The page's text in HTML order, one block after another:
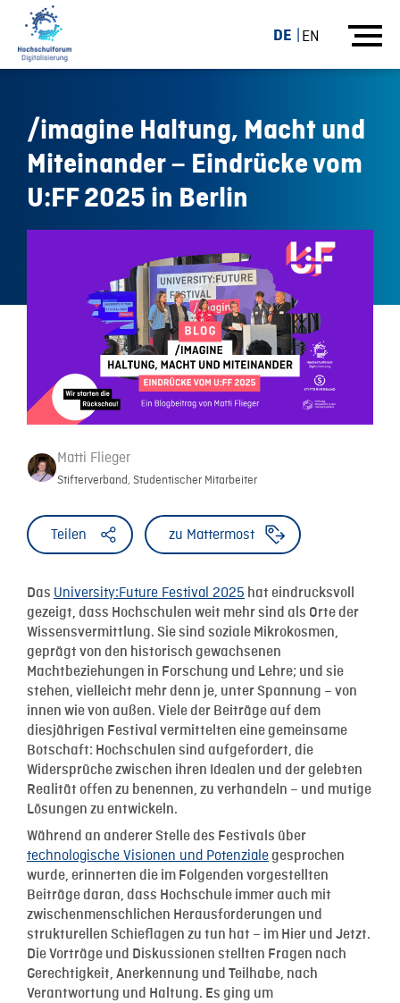
DE EN
/imagine Haltung, Macht und
Miteinander – Eindrücke vom
U:FF 2025 in Berlin
Matti Flieger
Stifterverband, Studentischer Mitarbeiter
Teilen zu Mattermost
Das University:Future Festival 2025 hat eindrucksvoll
gezeigt, dass Hochschulen weit mehr sind als Orte der
Wissensvermittlung. Sie sind soziale Mikrokosmen,
geprägt von den historisch gewachsenen
Machtbeziehungen in Forschung und Lehre; und sie
stehen, vielleicht mehr denn je, unter Spannung – von
innen wie von außen. Viele der Beiträge auf dem
diesjährigen Festival vermittelten eine gemeinsame
Botschaft: Hochschulen sind aufgefordert, die
Widersprüche zwischen ihren Idealen und der gelebten
Realität offen zu benennen, zu verhandeln – und mutige
Lösungen zu entwickeln.
Während an anderer Stelle des Festivals über
technologische Visionen und Potenzialegesprochen
wurde, erinnerten die im Folgenden vorgestellten
Beiträge daran, dass Hochschule immer auch mit
zwischenmenschlichen Herausforderungen und
strukturellen Schieflagen zu tun hat – im Hier und Jetzt.
Die Vorträge und Diskussionen stellten Fragen nach
Gerechtigkeit, Anerkennung und Teilhabe, nach
Verantwortung und Haltung. Es ging um